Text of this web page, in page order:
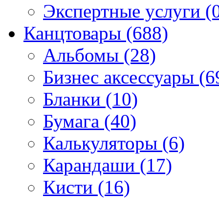
Экспертные услуги
Канцтовары (688)
Альбомы (28)
Бизнес аксессуары
Бланки (10)
Бумага (40)
Калькуляторы (6)
Карандаши (17)
Кисти (16)